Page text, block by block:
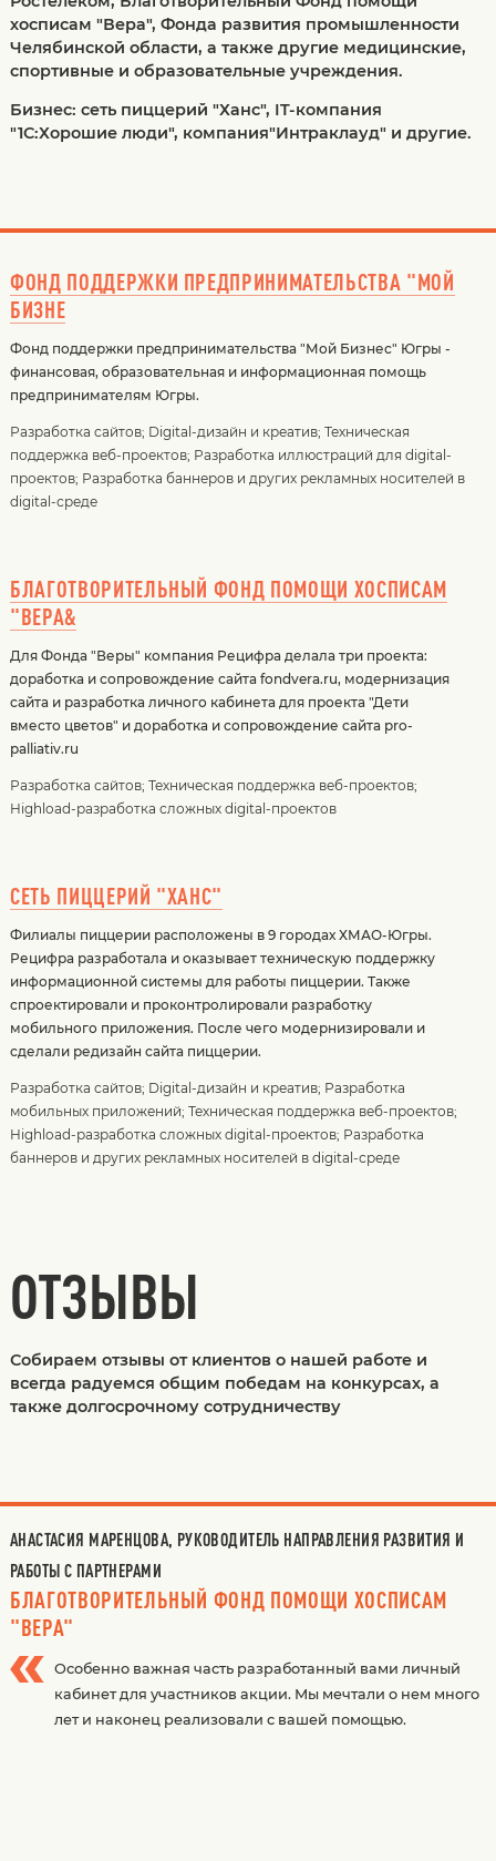
хосписам "Вера", Фонда развития промышленности
Челябинской области, а также другие медицинские,
спортивные и образовательные учреждения.
Бизнес: сеть пиццерий "Ханс", IT-компания
"1С:Хорошие люди", компания"Интраклауд" и другие.
ФОНД ПОДДЕРЖКИ ПРЕДПРИНИМАТЕЛЬСТВА "МОЙ
БИЗНЕ
Фонд поддержки предпринимательства "Мой Бизнес" Югры -
финансовая, образовательная и информационная помощь
предпринимателям Югры.
Разработка сайтов; Digital-дизайн и креатив; Техническая
поддержка веб-проектов; Разработка иллюстраций для digital-
проектов; Разработка баннеров и других рекламных носителей в
digital-среде
БЛАГОТВОРИТЕЛЬНЫЙ ФОНД ПОМОЩИ ХОСПИСАМ
"ВЕРА&
Для Фонда "Веры" компания Рецифра делала три проекта:
доработка и сопровождение сайта fondvera.ru, модернизация
сайта и разработка личного кабинета для проекта "Дети
вместо цветов" и доработка и сопровождение сайта pro-
palliativ.ru
Разработка сайтов; Техническая поддержка веб-проектов;
Highload-разработка сложных digital-проектов
СЕТЬ ПИЦЦЕРИЙ "ХАНС"
Филиалы пиццерии расположены в 9 городах ХМАО-Югры.
Рецифра разработала и оказывает техническую поддержку
информационной системы для работы пиццерии. Также
спроектировали и проконтролировали разработку
мобильного приложения. После чего модернизировали и
сделали редизайн сайта пиццерии.
Разработка сайтов; Digital-дизайн и креатив; Разработка
мобильных приложений; Техническая поддержка веб-проектов;
Highload-разработка сложных digital-проектов; Разработка
баннеров и других рекламных носителей в digital-среде
ОТЗЫВЫ
Собираем отзывы от клиентов о нашей работе и
всегда радуемся общим победам на конкурсах, а
также долгосрочному сотрудничеству
АНАСТАСИЯ МАРЕНЦОВА, РУКОВОДИТЕЛЬ НАПРАВЛЕНИЯ РАЗВИТИЯ И
РАБОТЫ С ПАРТНЕРАМИ
БЛАГОТВОРИТЕЛЬНЫЙ ФОНД ПОМОЩИ ХОСПИСАМ
"ВЕРА"
Особенно важная часть разработанный вами личный
кабинет для участников акции. Мы мечтали о нем много
лет и наконец реализовали с вашей помощью.